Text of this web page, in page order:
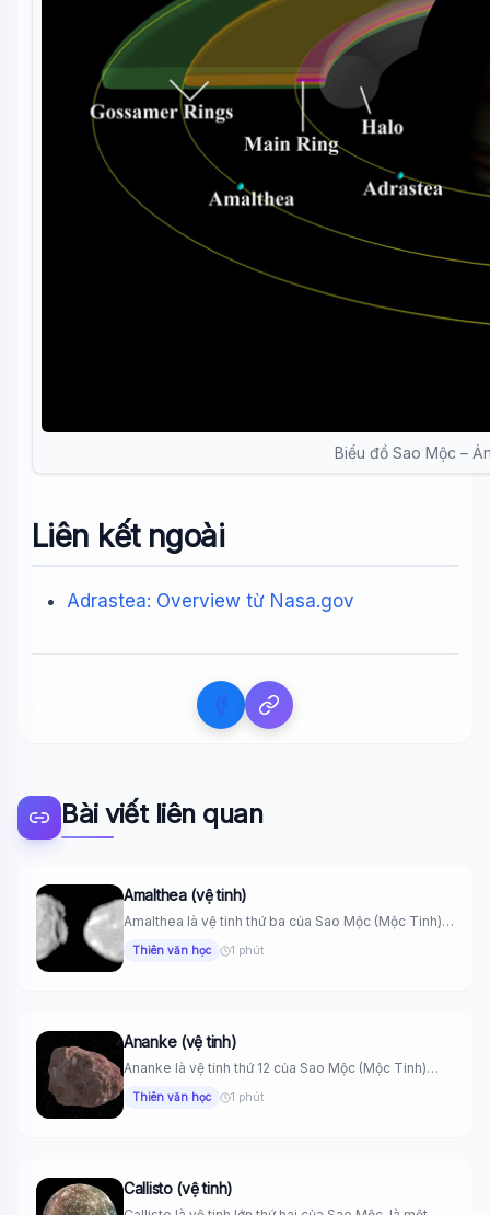
Biểu đồ Sao Mộc –
Liên kết ngoài
Adrastea: Overview từ Nasa.gov
Bài viết liên quan
Amalthea (vệ tinh)
Amalthea là vệ tinh thứ ba của Sao Mộc (Mộc Tinh)
Thiên văn học 1 phút
Ananke (vệ tinh)
Ananke là vệ tinh thứ 12 của Sao Mộc (Mộc Tinh)
Thiên văn học 1 phút
Callisto (vệ tinh)